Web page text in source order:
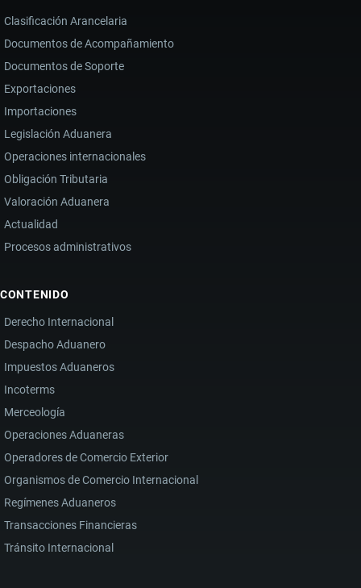
Clasificación Arancelaria
Documentos de Acompañamiento
Documentos de Soporte
Exportaciones
Importaciones
Legislación Aduanera
Operaciones internacionales
Obligación Tributaria
Valoración Aduanera
Actualidad
Procesos administrativos
CONTENIDO
Derecho Internacional
Despacho Aduanero
Impuestos Aduaneros
Incoterms
Merceología
Operaciones Aduaneras
Operadores de Comercio Exterior
Organismos de Comercio Internacional
Regímenes Aduaneros
Transacciones Financieras
Tránsito Internacional